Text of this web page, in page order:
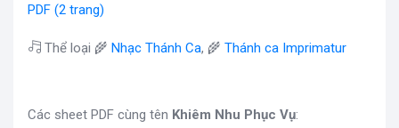
PDF (2 trang)
Thể loại 🌾 Nhạc Thánh Ca, 🌾 Thánh ca Imprimatur
Các sheet PDF cùng tên Khiêm Nhu Phục Vụ: